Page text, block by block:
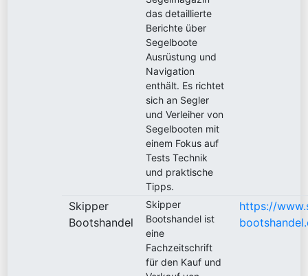
das detaillierte
Berichte über
Segelboote
Ausrüstung und
Navigation
enthält. Es richtet
sich an Segler
und Verleiher von
Segelbooten mit
einem Fokus auf
Tests Technik
und praktische
Tipps.
Skipper
Bootshandel
Skipper
Bootshandel ist
eine
Fachzeitschrift
für den Kauf und
https://